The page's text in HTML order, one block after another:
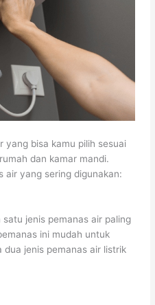
yang bisa kamu pilih sesuai
dan kamar mandi.
air yang sering digunakan:
jenis pemanas air paling
ini mudah untuk
dua jenis pemanas air listrik